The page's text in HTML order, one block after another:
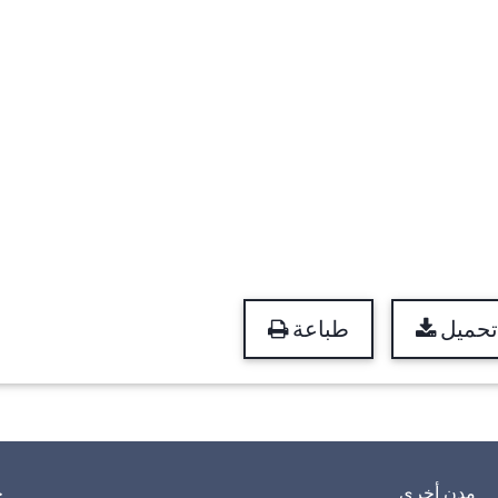
طباعة تحميل
مدن أخرى